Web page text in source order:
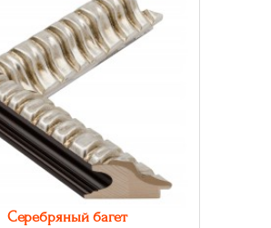
Серебряный багет